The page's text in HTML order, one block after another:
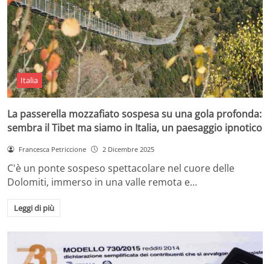
Italia
La passerella mozzafiato sospesa su una gola profonda:
sembra il Tibet ma siamo in Italia, un paesaggio ipnotico
Francesca Petriccione 2 Dicembre 2025
C'è un ponte sospeso spettacolare nel cuore delle
Dolomiti, immerso in una valle remota e…
Leggi di più